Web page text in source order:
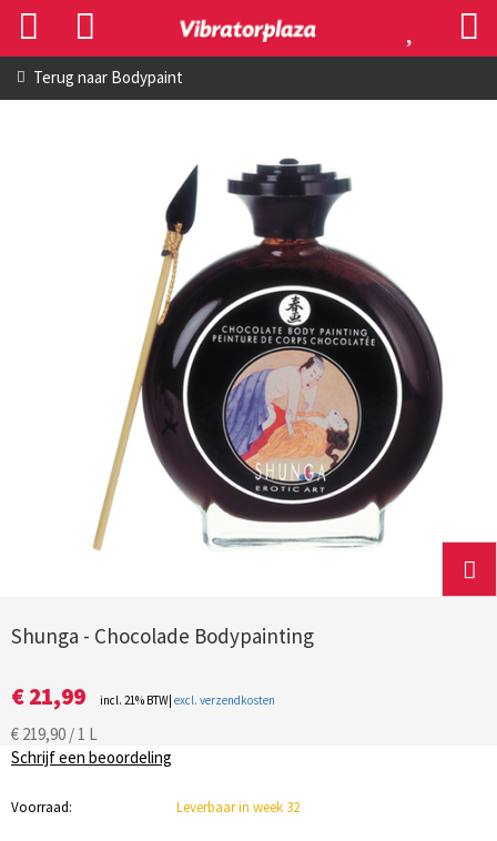
Terug naar Bodypaint
Shunga - Chocolade Bodypainting
€ 21,99 incl. 21% BTW| excl. verzendkosten
€ 219,90 / 1 L
Schrijf een beoordeling
Voorraad: Leverbaar in week 32